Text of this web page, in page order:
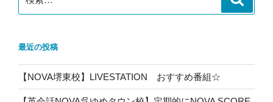
索:
最近の投稿
【NOVA堺東校】LIVESTATION おすすめ番組☆